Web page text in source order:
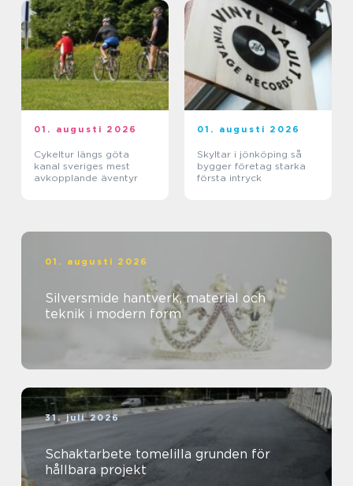
01. augusti 2026
Cykeltur längs göta
kanal sveriges mest
avkopplande äventyr
01. augusti 2026
Skyltar i jönköping så
bygger företag starka
första intryck
01. augusti 2026
Silversmide hantverk, material och
teknik i modern form
31. juli 2026
Schaktarbete tomelilla grunden för
hållbara projekt